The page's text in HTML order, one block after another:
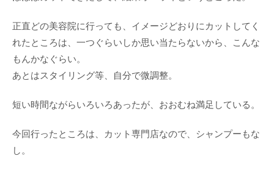
正直どの美容院に行っても、イメージどおりにカットしてく
れたところは、一つぐらいしか思い当たらないから、こんな
もんかなぐらい。
あとはスタイリング等、自分で微調整。
短い時間ながらいろいろあったが、おおむね満足している。
今回行ったところは、カット専門店なので、シャンプーもな
し。